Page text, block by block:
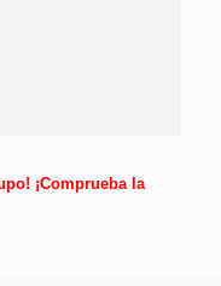
¡Comprueba la